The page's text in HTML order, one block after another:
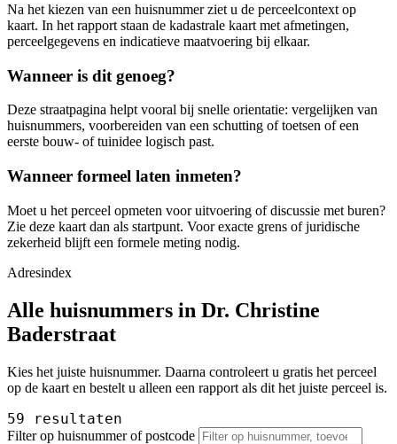
Na het kiezen van een huisnummer ziet u de perceelcontext op
kaart. In het rapport staan de kadastrale kaart met afmetingen,
perceelgegevens en indicatieve maatvoering bij elkaar.
Wanneer is dit genoeg?
Deze straatpagina helpt vooral bij snelle orientatie: vergelijken van
huisnummers, voorbereiden van een schutting of toetsen of een
eerste bouw- of tuinidee logisch past.
Wanneer formeel laten inmeten?
Moet u het perceel opmeten voor uitvoering of discussie met buren?
Zie deze kaart dan als startpunt. Voor exacte grens of juridische
zekerheid blijft een formele meting nodig.
Adresindex
Alle huisnummers in Dr. Christine
Baderstraat
Kies het juiste huisnummer. Daarna controleert u gratis het perceel
op de kaart en bestelt u alleen een rapport als dit het juiste perceel is.
59 resultaten
Filter op huisnummer of postcode